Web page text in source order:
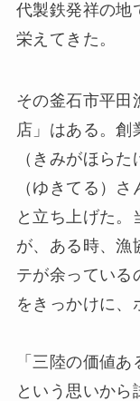
代製鉄発祥の地
栄えてきた。
その釜石市平田
店」はある。創
（きみがほら
（ゆきてる）
と立ち上げた。
が、ある時、漁
テが余っている
をきっかけに、
「三陸の価値
という思いから